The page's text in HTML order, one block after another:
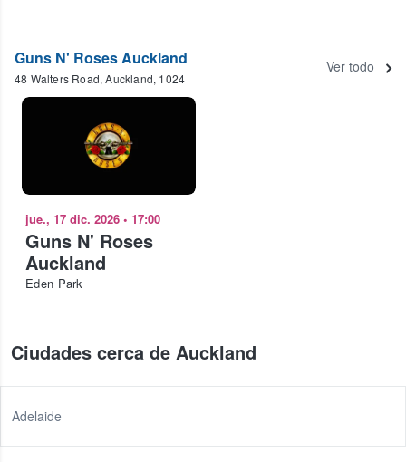
Guns N' Roses Auckland
48 Walters Road, Auckland, 1024
Ver todo
jue., 17 dic. 2026 • 17:00
Guns N' Roses
Auckland
Eden Park
Ciudades cerca de Auckland
Adelaide